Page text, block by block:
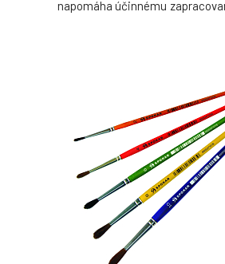
napomáha účinnému